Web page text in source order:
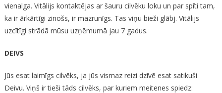
vienalga. Vitālijs kontaktējas ar šauru cilvēku loku un par spīti tam,
ka ir ārkārtīgi zinošs, ir mazrunīgs. Tas viņu bieži glābj. Vitālijs
uzcītīgi strādā mūsu uzņēmumā jau 7 gadus.
DEIVS
Jūs esat laimīgs cilvēks, ja jūs vismaz reizi dzīvē esat satikuši
Deivu. Viņš ir tieši tāds cilvēks, par kuriem meitenes spiedz: